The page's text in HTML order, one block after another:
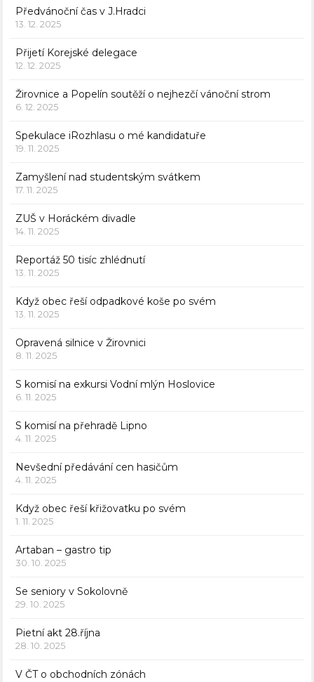
Předvánoční čas v J.Hradci
13. 12. 2025
Přijetí Korejské delegace
12. 12. 2025
Žirovnice a Popelín soutěží o nejhezčí vánoční strom
6. 12. 2025
Spekulace iRozhlasu o mé kandidatuře
19. 11. 2025
Zamyšlení nad studentským svátkem
17. 11. 2025
ZUŠ v Horáckém divadle
14. 11. 2025
Reportáž 50 tisíc zhlédnutí
13. 11. 2025
Když obec řeší odpadkové koše po svém
13. 11. 2025
Opravená silnice v Žirovnici
8. 11. 2025
S komisí na exkursi Vodní mlýn Hoslovice
6. 11. 2025
S komisí na přehradě Lipno
4. 11. 2025
Nevšední předávání cen hasičům
4. 11. 2025
Když obec řeší křižovatku po svém
1. 11. 2025
Artaban – gastro tip
30. 10. 2025
Se seniory v Sokolovně
29. 10. 2025
Pietní akt 28.října
28. 10. 2025
V ČT o obchodních zónách